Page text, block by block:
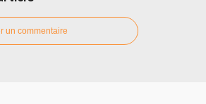
un commentaire